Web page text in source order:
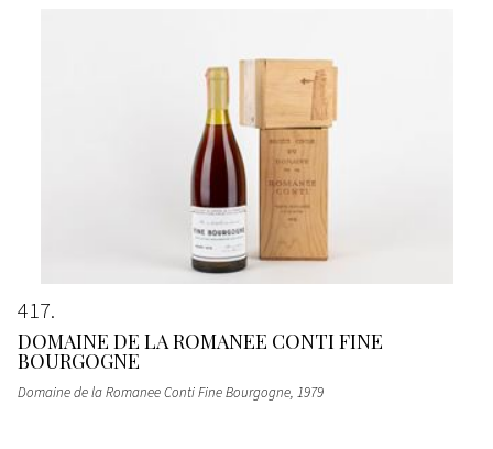
417
DOMAINE DE LA ROMANEE CONTI FINE
BOURGOGNE
Domaine de la Romanee Conti Fine Bourgogne, 1979